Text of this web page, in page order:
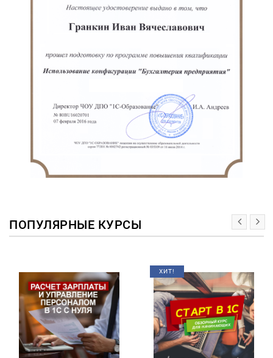
ПОПУЛЯРНЫЕ КУРСЫ
ХИТ!